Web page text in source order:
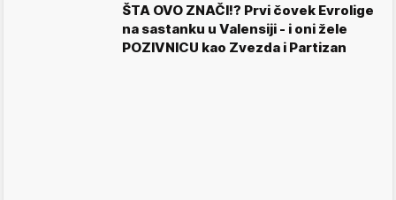
ŠTA OVO ZNAČI!? Prvi čovek Evrolige
na sastanku u Valensiji - i oni žele
POZIVNICU kao Zvezda i Partizan